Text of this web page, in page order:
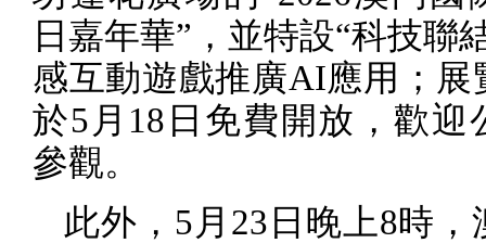
日嘉年華”，並特設“科技聯
感互動遊戲推廣AI應用；展
於5 月 18 日免費開放，歡迎
參觀。
此外， 5 月 23 日晚上8時，